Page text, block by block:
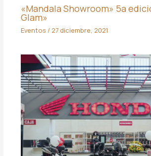
«Mandala Showroom» 5a
Glam»
Eventos / 27 diciembre, 2021